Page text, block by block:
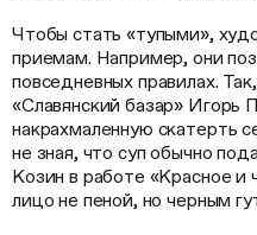
Чтобы стать «тупыми»,
приемам. Например, они
повседневных правилах.
«Славянский базар» Игорь
накрахмаленную скатерть
не зная, что суп обычно
Козин в работе «Красное и
лицо не пеной, но черным